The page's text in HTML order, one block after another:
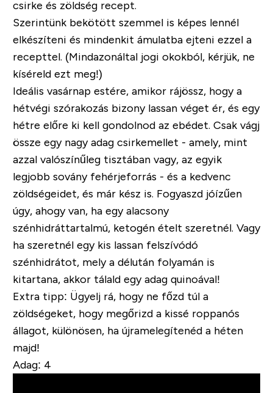
csirke és zöldség recept.
Szerintünk bekötött szemmel is képes lennél
elkészíteni és mindenkit ámulatba ejteni ezzel a
recepttel. (Mindazonáltal jogi okokból, kérjük, ne
kíséreld ezt meg!)
Ideális vasárnap estére, amikor rájössz, hogy a
hétvégi szórakozás bizony lassan véget ér, és egy
hétre előre ki kell gondolnod az ebédet. Csak vágj
össze egy nagy adag csirkemellet - amely, mint
azzal valószínűleg tisztában vagy, az egyik
legjobb sovány fehérjeforrás - és a kedvenc
zöldségeidet, és már kész is. Fogyaszd jóízűen
úgy, ahogy van, ha egy alacsony
szénhidráttartalmú, ketogén ételt szeretnél. Vagy
ha szeretnél egy kis lassan felszívódó
szénhidrátot, mely a délután folyamán is
kitartana, akkor tálald egy adag quinoával!
Extra tipp: Ügyelj rá, hogy ne főzd túl a
zöldségeket, hogy megőrizd a kissé roppanós
állagot, különösen, ha újramelegítenéd a héten
majd!
Adag: 4